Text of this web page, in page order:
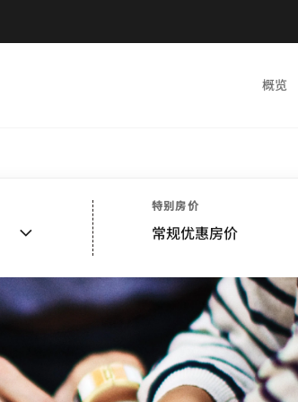
概览
特别房价
常规优惠房价